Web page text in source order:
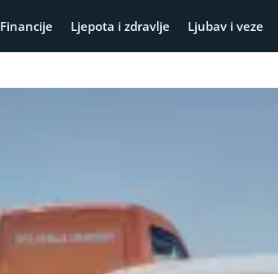
Financije Ljepota i zdravlje Ljubav i veze